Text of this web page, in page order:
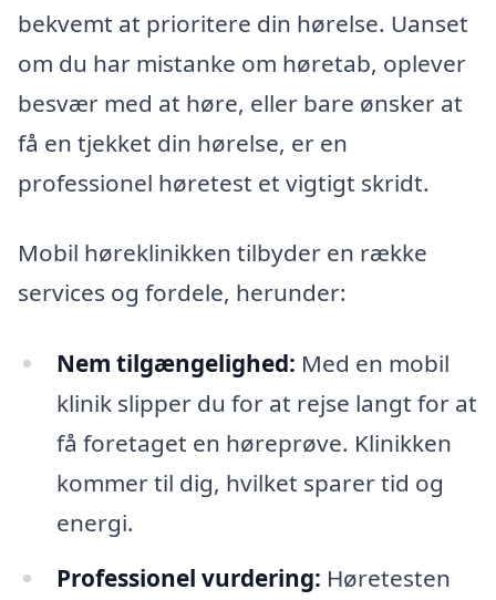
bekvemt at prioritere din hørelse. Uanset
om du har mistanke om høretab, oplever
besvær med at høre, eller bare ønsker at
få en tjekket din hørelse, er en
professionel høretest et vigtigt skridt.
Mobil høreklinikken tilbyder en række
services og fordele, herunder:
Nem tilgængelighed: Med en mobil
klinik slipper du for at rejse langt for at
få foretaget en høreprøve. Klinikken
kommer til dig, hvilket sparer tid og
energi.
Professionel vurdering: Høretesten